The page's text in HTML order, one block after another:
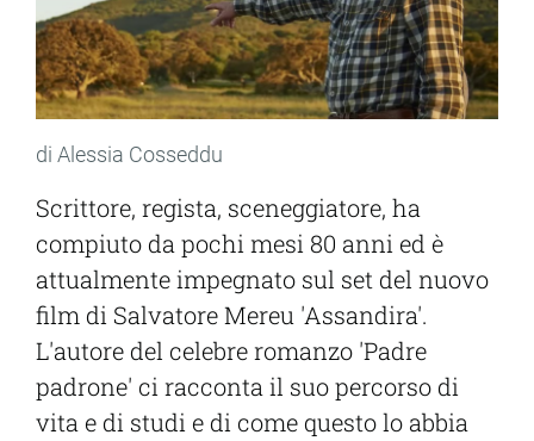
di Alessia Cosseddu
Scrittore, regista, sceneggiatore, ha
compiuto da pochi mesi 80 anni ed è
attualmente impegnato sul set del nuovo
film di Salvatore Mereu 'Assandira'.
L'autore del celebre romanzo 'Padre
padrone' ci racconta il suo percorso di
vita e di studi e di come questo lo abbia